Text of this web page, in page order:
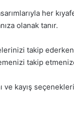
her
olanak tanır.
takip ederken,
takip
ve kayış